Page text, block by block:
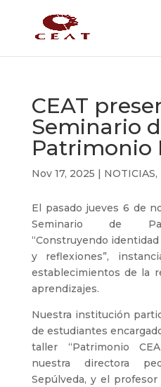
CEAT
Seminario
Patrimonio
Nov 17, 2025 | NOTICIAS,
El pasado jueves 6 de
Seminario de
“Construyendo
y reflexiones”,
establecimientos de la
aprendizajes.
Nuestra institución
de estudiantes
taller “Patrimonio
nuestra directora
Sepúlveda, y el